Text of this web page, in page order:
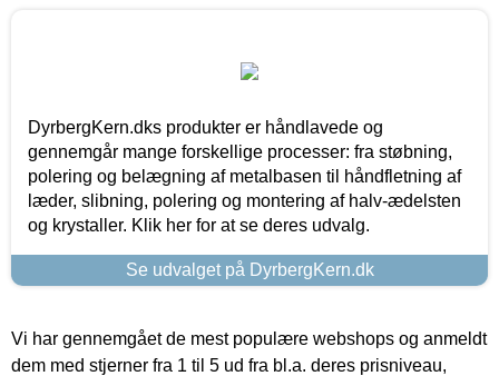
DyrbergKern.dks produkter er håndlavede og
gennemgår mange forskellige processer: fra støbning,
polering og belægning af metalbasen til håndfletning af
læder, slibning, polering og montering af halv-ædelsten
og krystaller. Klik her for at se deres udvalg.
Se udvalget på DyrbergKern.dk
Vi har gennemgået de mest populære webshops og anmeldt
dem med stjerner fra 1 til 5 ud fra bl.a. deres prisniveau,